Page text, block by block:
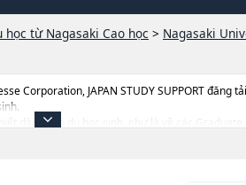
học từ Nagasaki Cao học > Nagasaki
Corporation, JAPAN STUDY SUPPORT đăng
dành cho du học sinh, như là về các